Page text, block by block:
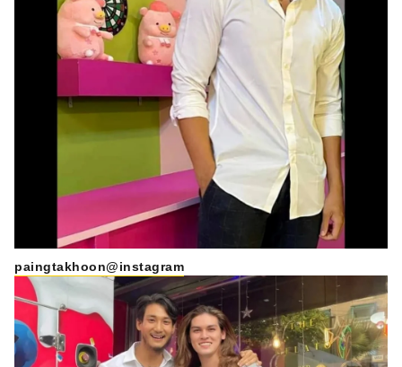
paingtakhoon@instagram